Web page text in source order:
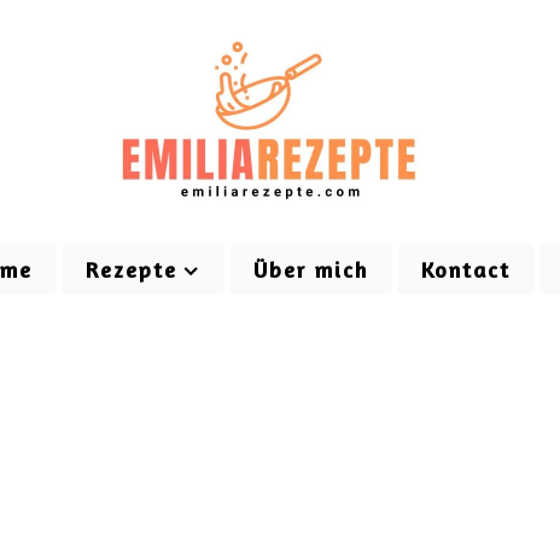
Rezepte Über mich Kontact